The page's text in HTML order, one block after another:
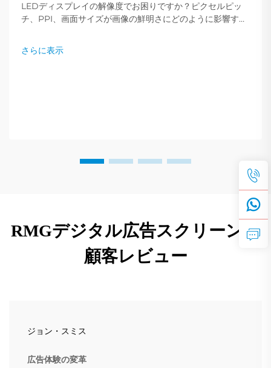
LEDディスプレイの解像度でお困りですか？ピクセルピッ
チ、PPI、画面サイズが画像の鮮明さにどのように影響する
家のヒントを紹介しています。今すぐ読む。
さらに表示
RMGデジタル広告スクリーンの
顧客レビュー
ジョン・スミス
広告体験の変革